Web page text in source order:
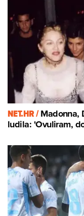
NET.HR /Madonna,
ludila: 'Ovuliram,